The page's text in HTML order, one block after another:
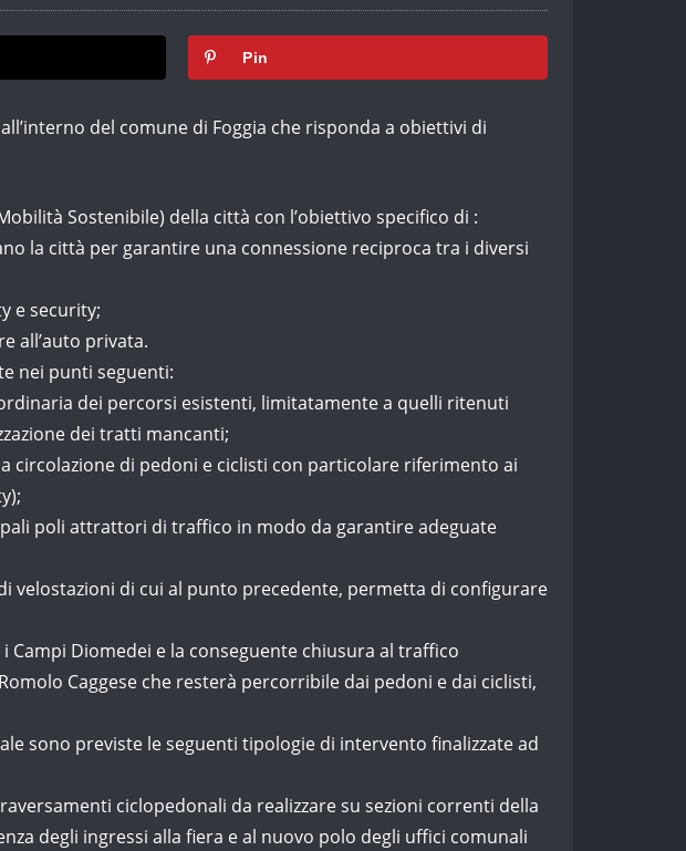
Pin
del comune di Foggia che risponda a obiettivi di
Sostenibile) della città con l’obiettivo specifico di :
la città per garantire una connessione reciproca tra i diversi
e security;
all’auto privata.
nei punti seguenti:
dei percorsi esistenti, limitatamente a quelli ritenuti
dei tratti mancanti;
di pedoni e ciclisti con particolare riferimento ai
poli attrattori di traffico in modo da garantire adeguate
di cui al punto precedente, permetta di configurare
Campi Diomedei e la conseguente chiusura al traffico
Caggese che resterà percorribile dai pedoni e dai ciclisti,
sono previste le seguenti tipologie di intervento finalizzate ad
ciclopedonali da realizzare su sezioni correnti della
degli ingressi alla fiera e al nuovo polo degli uffici comunali